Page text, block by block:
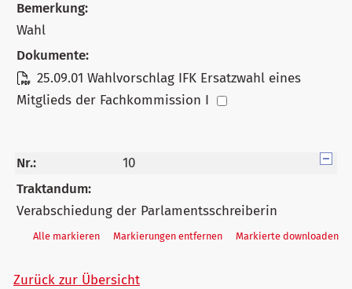
Bemerkung:
Wahl
Dokumente:
25.09.01 Wahlvorschlag IFK Ersatzwahl eines
Mitglieds der Fachkommission I
Nr.:
10
Traktandum:
Verabschiedung der Parlamentsschreiberin
Alle markieren Markierungen entfernen Markierte downloaden
Zurück zur Übersicht